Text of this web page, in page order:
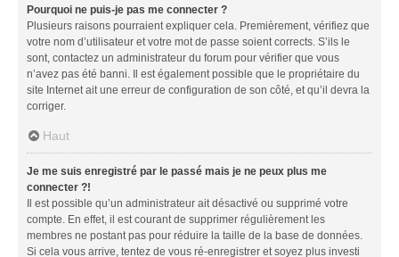
Pourquoi ne puis-je pas me connecter ?
Plusieurs raisons pourraient expliquer cela. Premièrement, vérifiez que
votre nom d’utilisateur et votre mot de passe soient corrects. S’ils le
sont, contactez un administrateur du forum pour vérifier que vous
n’avez pas été banni. Il est également possible que le propriétaire du
site Internet ait une erreur de configuration de son côté, et qu’il devra la
corriger.
Haut
Je me suis enregistré par le passé mais je ne peux plus me
connecter ?!
Il est possible qu’un administrateur ait désactivé ou supprimé votre
compte. En effet, il est courant de supprimer régulièrement les
membres ne postant pas pour réduire la taille de la base de données.
Si cela vous arrive, tentez de vous ré-enregistrer et soyez plus investi